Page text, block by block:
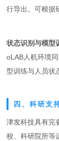
行导出。可根据
状态识别与模型
oLAB人机环境
型训练与人员状
四、科研支
津发科技具有完
校、科研院所等